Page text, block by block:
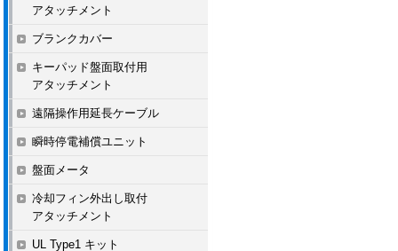
アタッチメント
ブランクカバー
キーパッド盤面取付用
アタッチメント
遠隔操作用延長ケーブル
瞬時停電補償ユニット
盤面メータ
冷却フィン外出し取付
アタッチメント
UL Type1 キット